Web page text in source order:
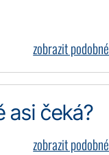
zobrazit podobné
asi čeká?
zobrazit podobné